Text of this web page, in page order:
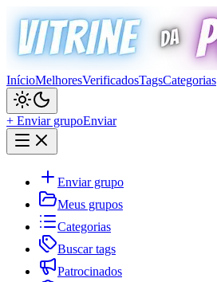
InícioMelhoresVerificadosTagsCategorias
+ Enviar grupoEnviar
Enviar grupo
Meus grupos
Categorias
Buscar tags
Patrocinados